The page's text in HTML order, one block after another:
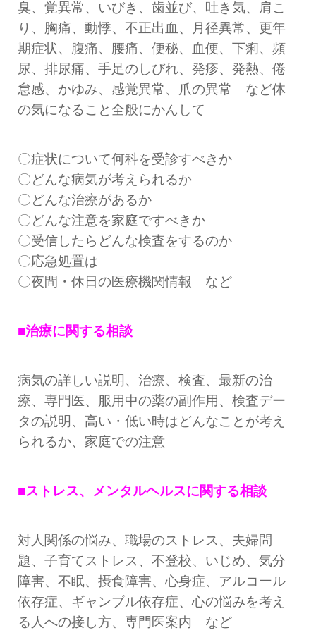
臭、覚異常、いびき、歯並び、吐き気、肩こ
り、胸痛、動悸、不正出血、月径異常、更年
期症状、腹痛、腰痛、便秘、血便、下痢、頻
尿、排尿痛、手足のしびれ、発疹、発熱、倦
怠感、かゆみ、感覚異常、爪の異常 など体
の気になること全般にかんして
〇症状について何科を受診すべきか
〇どんな病気が考えられるか
〇どんな治療があるか
〇どんな注意を家庭ですべきか
〇受信したらどんな検査をするのか
〇応急処置は
〇夜間・休日の医療機関情報 など
■治療に関する相談
病気の詳しい説明、治療、検査、最新の治
療、専門医、服用中の薬の副作用、検査デー
タの説明、高い・低い時はどんなことが考え
られるか、家庭での注意
■ストレス、メンタルヘルスに関する相談
対人関係の悩み、職場のストレス、夫婦問
題、子育てストレス、不登校、いじめ、気分
障害、不眠、摂食障害、心身症、アルコール
依存症、ギャンブル依存症、心の悩みを考え
る人への接し方、専門医案内 など